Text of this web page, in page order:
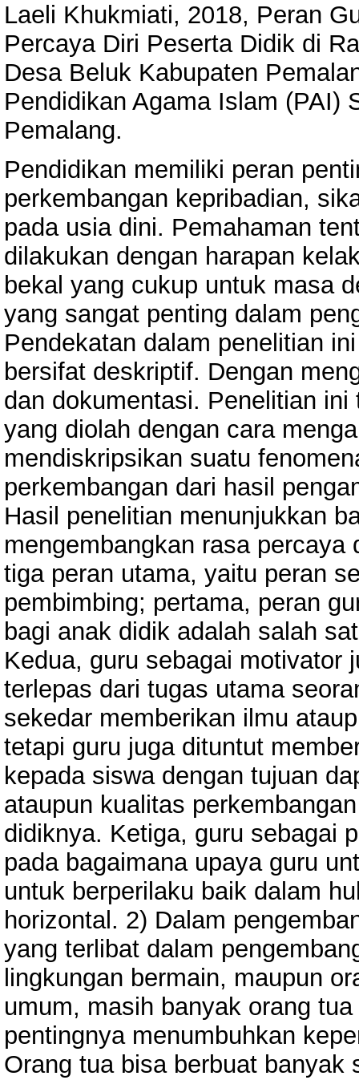
Laeli Khukmiati, 2018, Peran
Percaya Diri Peserta Didik di
Desa Beluk Kabupaten
Pendidikan Agama Islam (PAI)
Pemalang.
Pendidikan memiliki peran
perkembangan kepribadian,
pada usia dini. Pemahaman
dilakukan dengan harapan
bekal yang cukup untuk masa
yang sangat penting dalam
Pendekatan dalam penelitian
bersifat deskriptif. Dengan
dan dokumentasi. Penelitian
yang diolah dengan cara
mendiskripsikan suatu
perkembangan dari hasil
Hasil penelitian menunjukkan
mengembangkan rasa
tiga peran utama, yaitu peran
pembimbing; pertama, peran
bagi anak didik adalah salah
Kedua, guru sebagai motivator
terlepas dari tugas utama
sekedar memberikan ilmu
tetapi guru juga dituntut
kepada siswa dengan tujuan
ataupun kualitas
didiknya. Ketiga, guru sebagai
pada bagaimana upaya guru
untuk berperilaku baik dalam
horizontal. 2) Dalam
yang terlibat dalam
lingkungan bermain, maupun
umum, masih banyak orang
pentingnya menumbuhkan
Orang tua bisa berbuat banyak